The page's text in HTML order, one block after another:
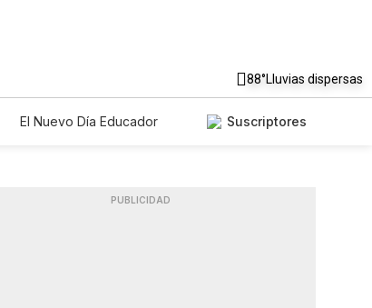
88°Lluvias dispersas
El Nuevo Día Educador
Suscriptores
PUBLICIDAD